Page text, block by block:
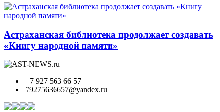
Астраханская библиотека продолжает создавать
«Книгу народной памяти»
+7 927 563 66 57
79275636657@yandex.ru